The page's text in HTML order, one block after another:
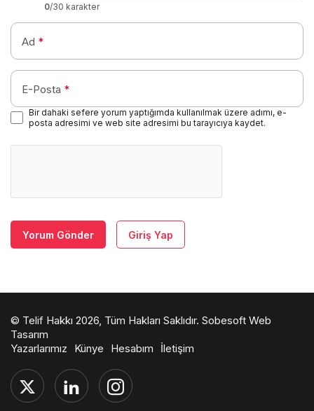
0/30 karakter
Ad *
E-Posta *
Bir dahaki sefere yorum yaptığımda kullanılmak üzere adımı, e-
posta adresimi ve web site adresimi bu tarayıcıya kaydet.
Yorum Gönder Giriş Yap
© Telif Hakkı 2026, Tüm Hakları Saklıdır. Sobesoft Web
Tasarım
Yazarlarımız
Künye Hesabım İletişim